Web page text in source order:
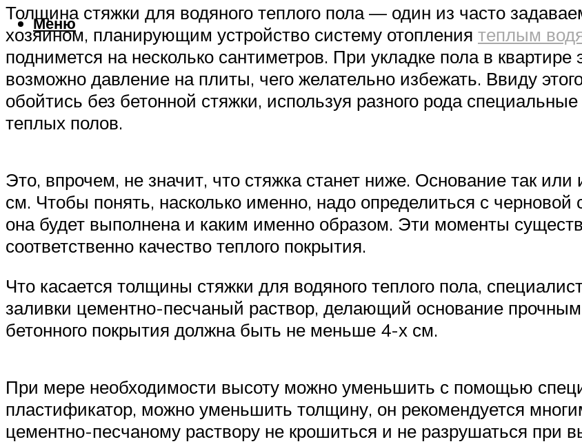
Меню
Толщина стяжки для водяного теплого пола — один из часто
хозяином, планирующим устройство систему отопления теплым
поднимется на несколько сантиметров. При укладке пола в
возможно давление на плиты, чего желательно избежать. Ввиду
обойтись без бетонной стяжки, используя разного рода
теплых полов.
Это, впрочем, не значит, что стяжка станет ниже. Основание так
см. Чтобы понять, насколько именно, надо определиться с
она будет выполнена и каким именно образом. Эти моменты
соответственно качество теплого покрытия.
Что касается толщины стяжки для водяного теплого пола,
заливки цементно-песчаный раствор, делающий основание
бетонного покрытия должна быть не меньше 4-х см.
При мере необходимости высоту можно уменьшить с помощью
пластификатор, можно уменьшить толщину, он рекомендуется
цементно-песчаному раствору не крошиться и не разрушаться при